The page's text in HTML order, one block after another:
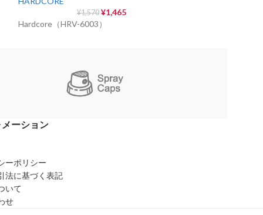
¥1,570 ¥1,465
Hardcore（HRV-6003）
ーション
ーポリシー
法に基づく表記
いて
せ